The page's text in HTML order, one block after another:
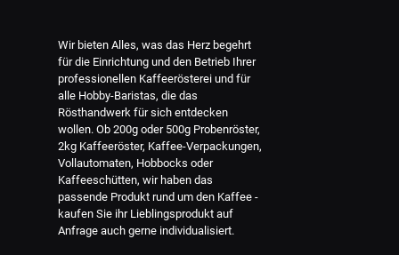
Wir bieten Alles, was das Herz begehrt
für die Einrichtung und den Betrieb Ihrer
professionellen Kaffeerösterei und für
alle Hobby-Baristas, die das
Rösthandwerk für sich entdecken
wollen. Ob 200g oder 500g Probenröster,
2kg Kaffeeröster, Kaffee-Verpackungen,
Vollautomaten, Hobbocks oder
Kaffeeschütten, wir haben das
passende Produkt rund um den Kaffee -
kaufen Sie ihr Lieblingsprodukt auf
Anfrage auch gerne individualisiert.